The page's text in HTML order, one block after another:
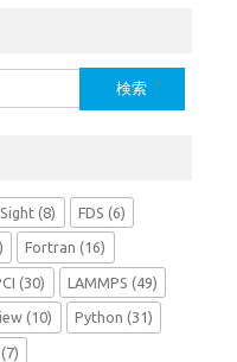
(8) FDS (6)
Fortran (16)
(30) LAMMPS (49)
(10) Python (31)
(7)